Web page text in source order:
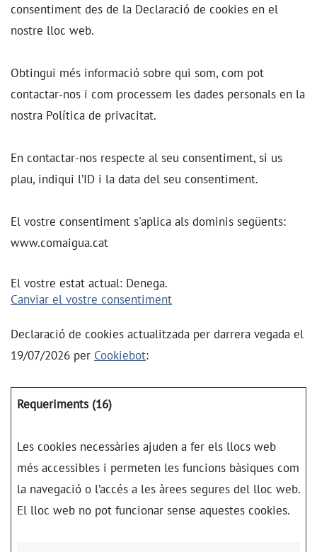
consentiment des de la Declaració de cookies en el
nostre lloc web.
Obtingui més informació sobre qui som, com pot
contactar-nos i com processem les dades personals en la
nostra Política de privacitat.
En contactar-nos respecte al seu consentiment, si us
plau, indiqui l’ID i la data del seu consentiment.
El vostre consentiment s'aplica als dominis següents:
www.comaigua.cat
El vostre estat actual: Denega.
Canviar el vostre consentiment
Declaració de cookies actualitzada per darrera vegada el
19/07/2026 per Cookiebot:
Requeriments (16)
Les cookies necessàries ajuden a fer els llocs web
més accessibles i permeten les funcions bàsiques com
la navegació o l’accés a les àrees segures del lloc web.
El lloc web no pot funcionar sense aquestes cookies.